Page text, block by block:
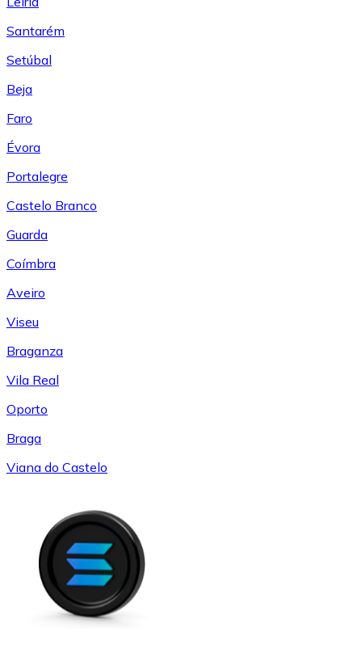
Santarém
Setúbal
Beja
Faro
Évora
Portalegre
Castelo Branco
Guarda
Coímbra
Aveiro
Viseu
Braganza
Vila Real
Oporto
Braga
Viana do Castelo